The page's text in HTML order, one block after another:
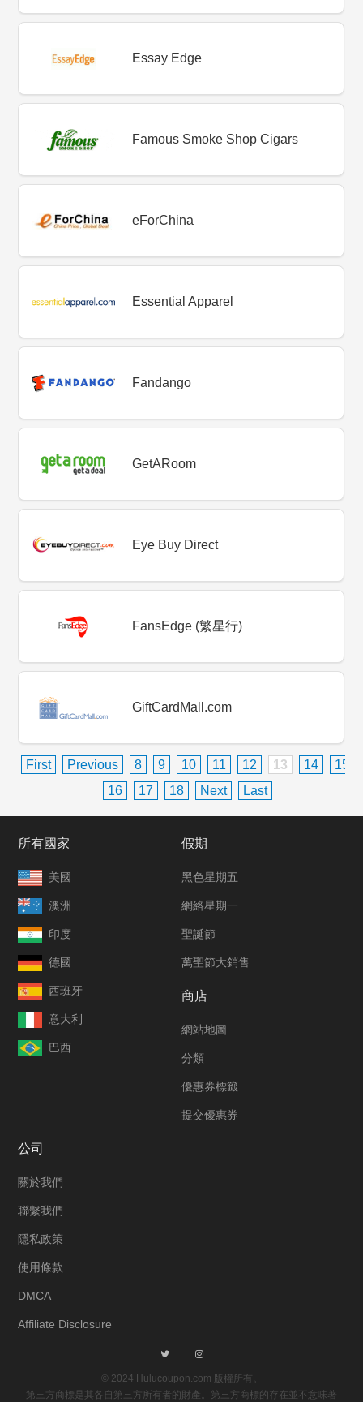
Essay Edge
Famous Smoke Shop Cigars
eForChina
Essential Apparel
Fandango
GetARoom
Eye Buy Direct
FansEdge (繁星行)
GiftCardMall.com
First Previous 8 9 10 11 12 13 14
15
16
17 18 Next Last
所有國家
美國
澳洲
印度
德國
西班牙
意大利
巴西
假期
黑色星期五
網絡星期一
聖誕節
萬聖節大銷售
商店
網站地圖
分類
優惠券標籤
提交優惠券
公司
關於我們
聯繫我們
隱私政策
使用條款
DMCA
Affiliate Disclosure
© 2024 Hulucoupon.com 版權所有。
第三方商標是其各自第三方所有者的財產。第三方商標的存在並不意味著